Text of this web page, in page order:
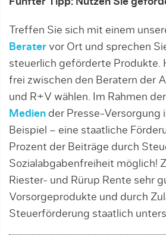
Treffen Sie sich mit einem
Berater vor Ort und sprechen
steuerlich geförderte Produkte.
frei zwischen den Beratern der
und R+V wählen. Im Rahmen der
Medien der Presse-Versorgung
Beispiel – eine staatliche
Prozent der Beiträge durch
Sozialabgabenfreiheit möglich!
Riester- und Rürup Rente sehr
Vorsorgeprodukte und durch
Steuerförderung staatlich